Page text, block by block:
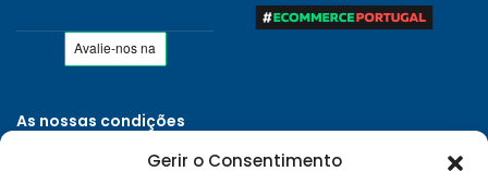
Gerir o Consentimento
As nossas condições
Políticas de Privacidade